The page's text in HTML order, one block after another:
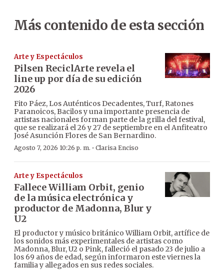
Más contenido de esta sección
Arte y Espectáculos
Pilsen ReciclArte revela el
line up por día de su edición
2026
Fito Páez, Los Auténticos Decadentes, Turf, Ratones
Paranoicos, Bacilos y una importante presencia de
artistas nacionales forman parte de la grilla del festival,
que se realizará el 26 y 27 de septiembre en el Anfiteatro
José Asunción Flores de San Bernardino.
Agosto 7, 2026 10:26 p. m. · Clarisa Enciso
Arte y Espectáculos
Fallece William Orbit, genio
de la música electrónica y
productor de Madonna, Blur y
U2
El productor y músico británico William Orbit, artífice de
los sonidos más experimentales de artistas como
Madonna, Blur, U2 o Pink, falleció el pasado 23 de julio a
los 69 años de edad, según informaron este viernes la
familia y allegados en sus redes sociales.